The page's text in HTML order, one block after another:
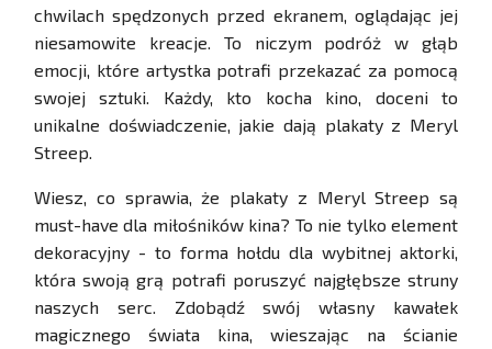
chwilach spędzonych przed ekranem, oglądając jej
niesamowite kreacje. To niczym podróż w głąb
emocji, które artystka potrafi przekazać za pomocą
swojej sztuki. Każdy, kto kocha kino, doceni to
unikalne doświadczenie, jakie dają plakaty z Meryl
Streep.
Wiesz, co sprawia, że plakaty z Meryl Streep są
must-have dla miłośników kina? To nie tylko element
dekoracyjny - to forma hołdu dla wybitnej aktorki,
która swoją grą potrafi poruszyć najgłębsze struny
naszych serc. Zdobądź swój własny kawałek
magicznego świata kina, wieszając na ścianie